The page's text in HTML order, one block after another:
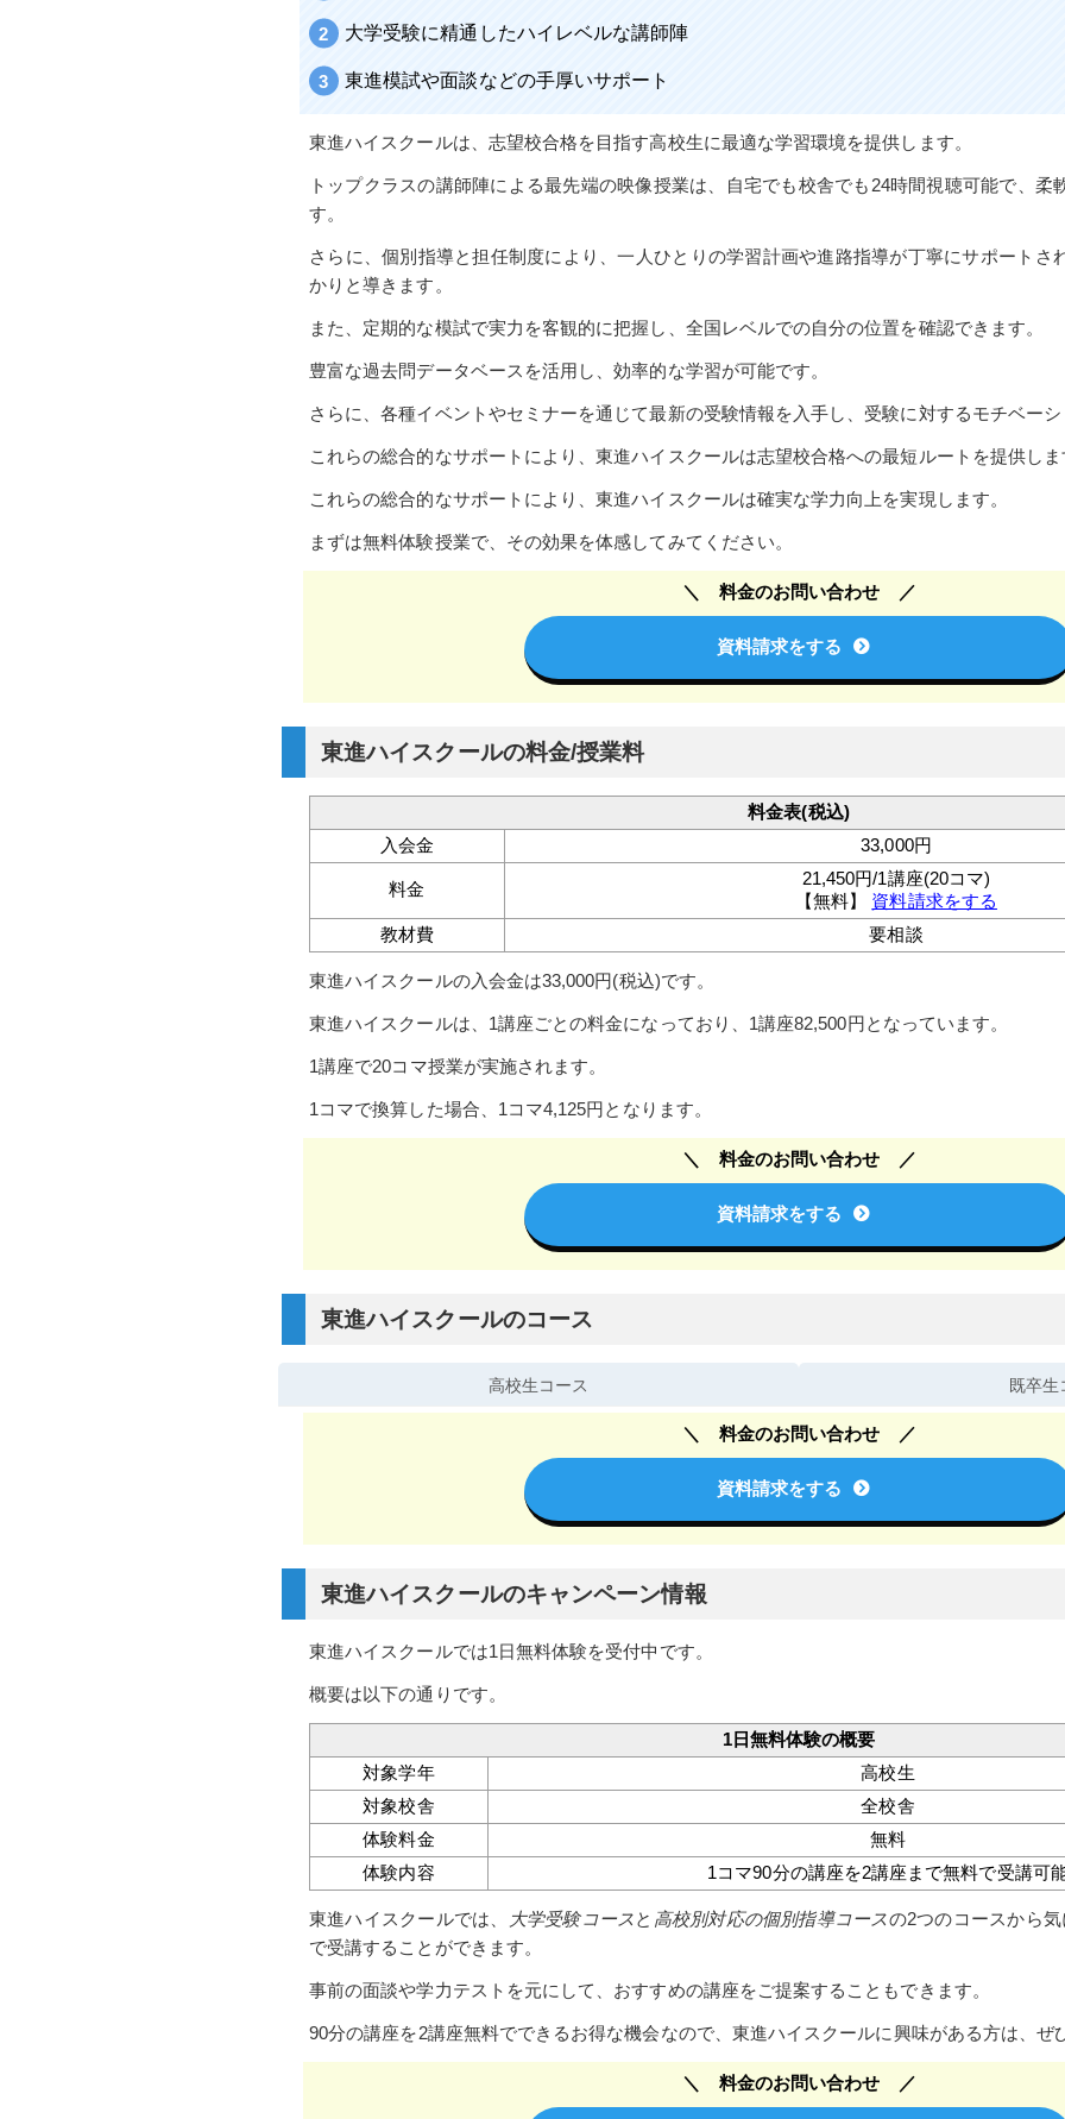
大学受験に精通したハイレベルな講師陣
東進模試や面談などの手厚いサポート
東進ハイスクールは、志望校合格を目指す高校生に最適な学習環境を提供します。
トップクラスの講師陣による最先端の映像授業は、自宅でも校舎でも24時間視聴可能で、柔
す。
さらに、個別指導と担任制度により、一人ひとりの学習計画や進路指導が丁寧にサポートさ
かりと導きます。
また、定期的な模試で実力を客観的に把握し、全国レベルでの自分の位置を確認できます。
豊富な過去問データベースを活用し、効率的な学習が可能です。
さらに、各種イベントやセミナーを通じて最新の受験情報を入手し、受験に対するモチベー
これらの総合的なサポートにより、東進ハイスクールは志望校合格への最短ルートを提供し
これらの総合的なサポートにより、東進ハイスクールは確実な学力向上を実現します。
まずは無料体験授業で、その効果を体感してみてください。
料金のお問い合わせ
資料請求をする
東進ハイスクールの料金/授業料
料金表(税込)
入会金
33,000円
料金
21,450円/1講座(20コマ)
【無料】 資料請求をする
教材費
要相談
東進ハイスクールの入会金は33,000円(税込)です。
東進ハイスクールは、1講座ごとの料金になっており、1講座82,500円となっています。
1講座で20コマ授業が実施されます。
1コマで換算した場合、1コマ4,125円となります。
料金のお問い合わせ
資料請求をする
東進ハイスクールのコース
高校生コース 既卒生
料金のお問い合わせ
資料請求をする
東進ハイスクールのキャンペーン情報
東進ハイスクールでは1日無料体験を受付中です。
概要は以下の通りです。
1日無料体験の概要
対象学年
高校生
対象校舎
全校舎
体験料金
無料
体験内容
1コマ90分の講座を2講座まで無料で受講可
東進ハイスクールでは、 大学受験コースと 高校別対応の個別指導コースの2つのコースから
で受講することができます。
事前の面談や学力テストを元にして、おすすめの講座をご提案することもできます。
90分の講座を2講座無料でできるお得な機会なので、東進ハイスクールに興味がある方は、ぜ
料金のお問い合わせ